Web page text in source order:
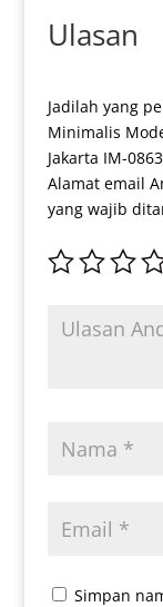
Ulasan
Jadilah yang
Minimalis
Jakarta IM-
Alamat email
yang wajib
Simpan